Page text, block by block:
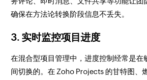
确保在方法论转换阶段信息不丢失。
3. 实时监控项目进度
在混合型项目管理中，进度控制经常是在
间切换的。在 Zoho Projects 的甘特图、